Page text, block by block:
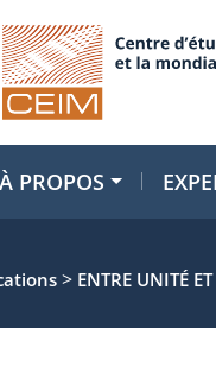
À PROPOS
> ENTRE UNITÉ